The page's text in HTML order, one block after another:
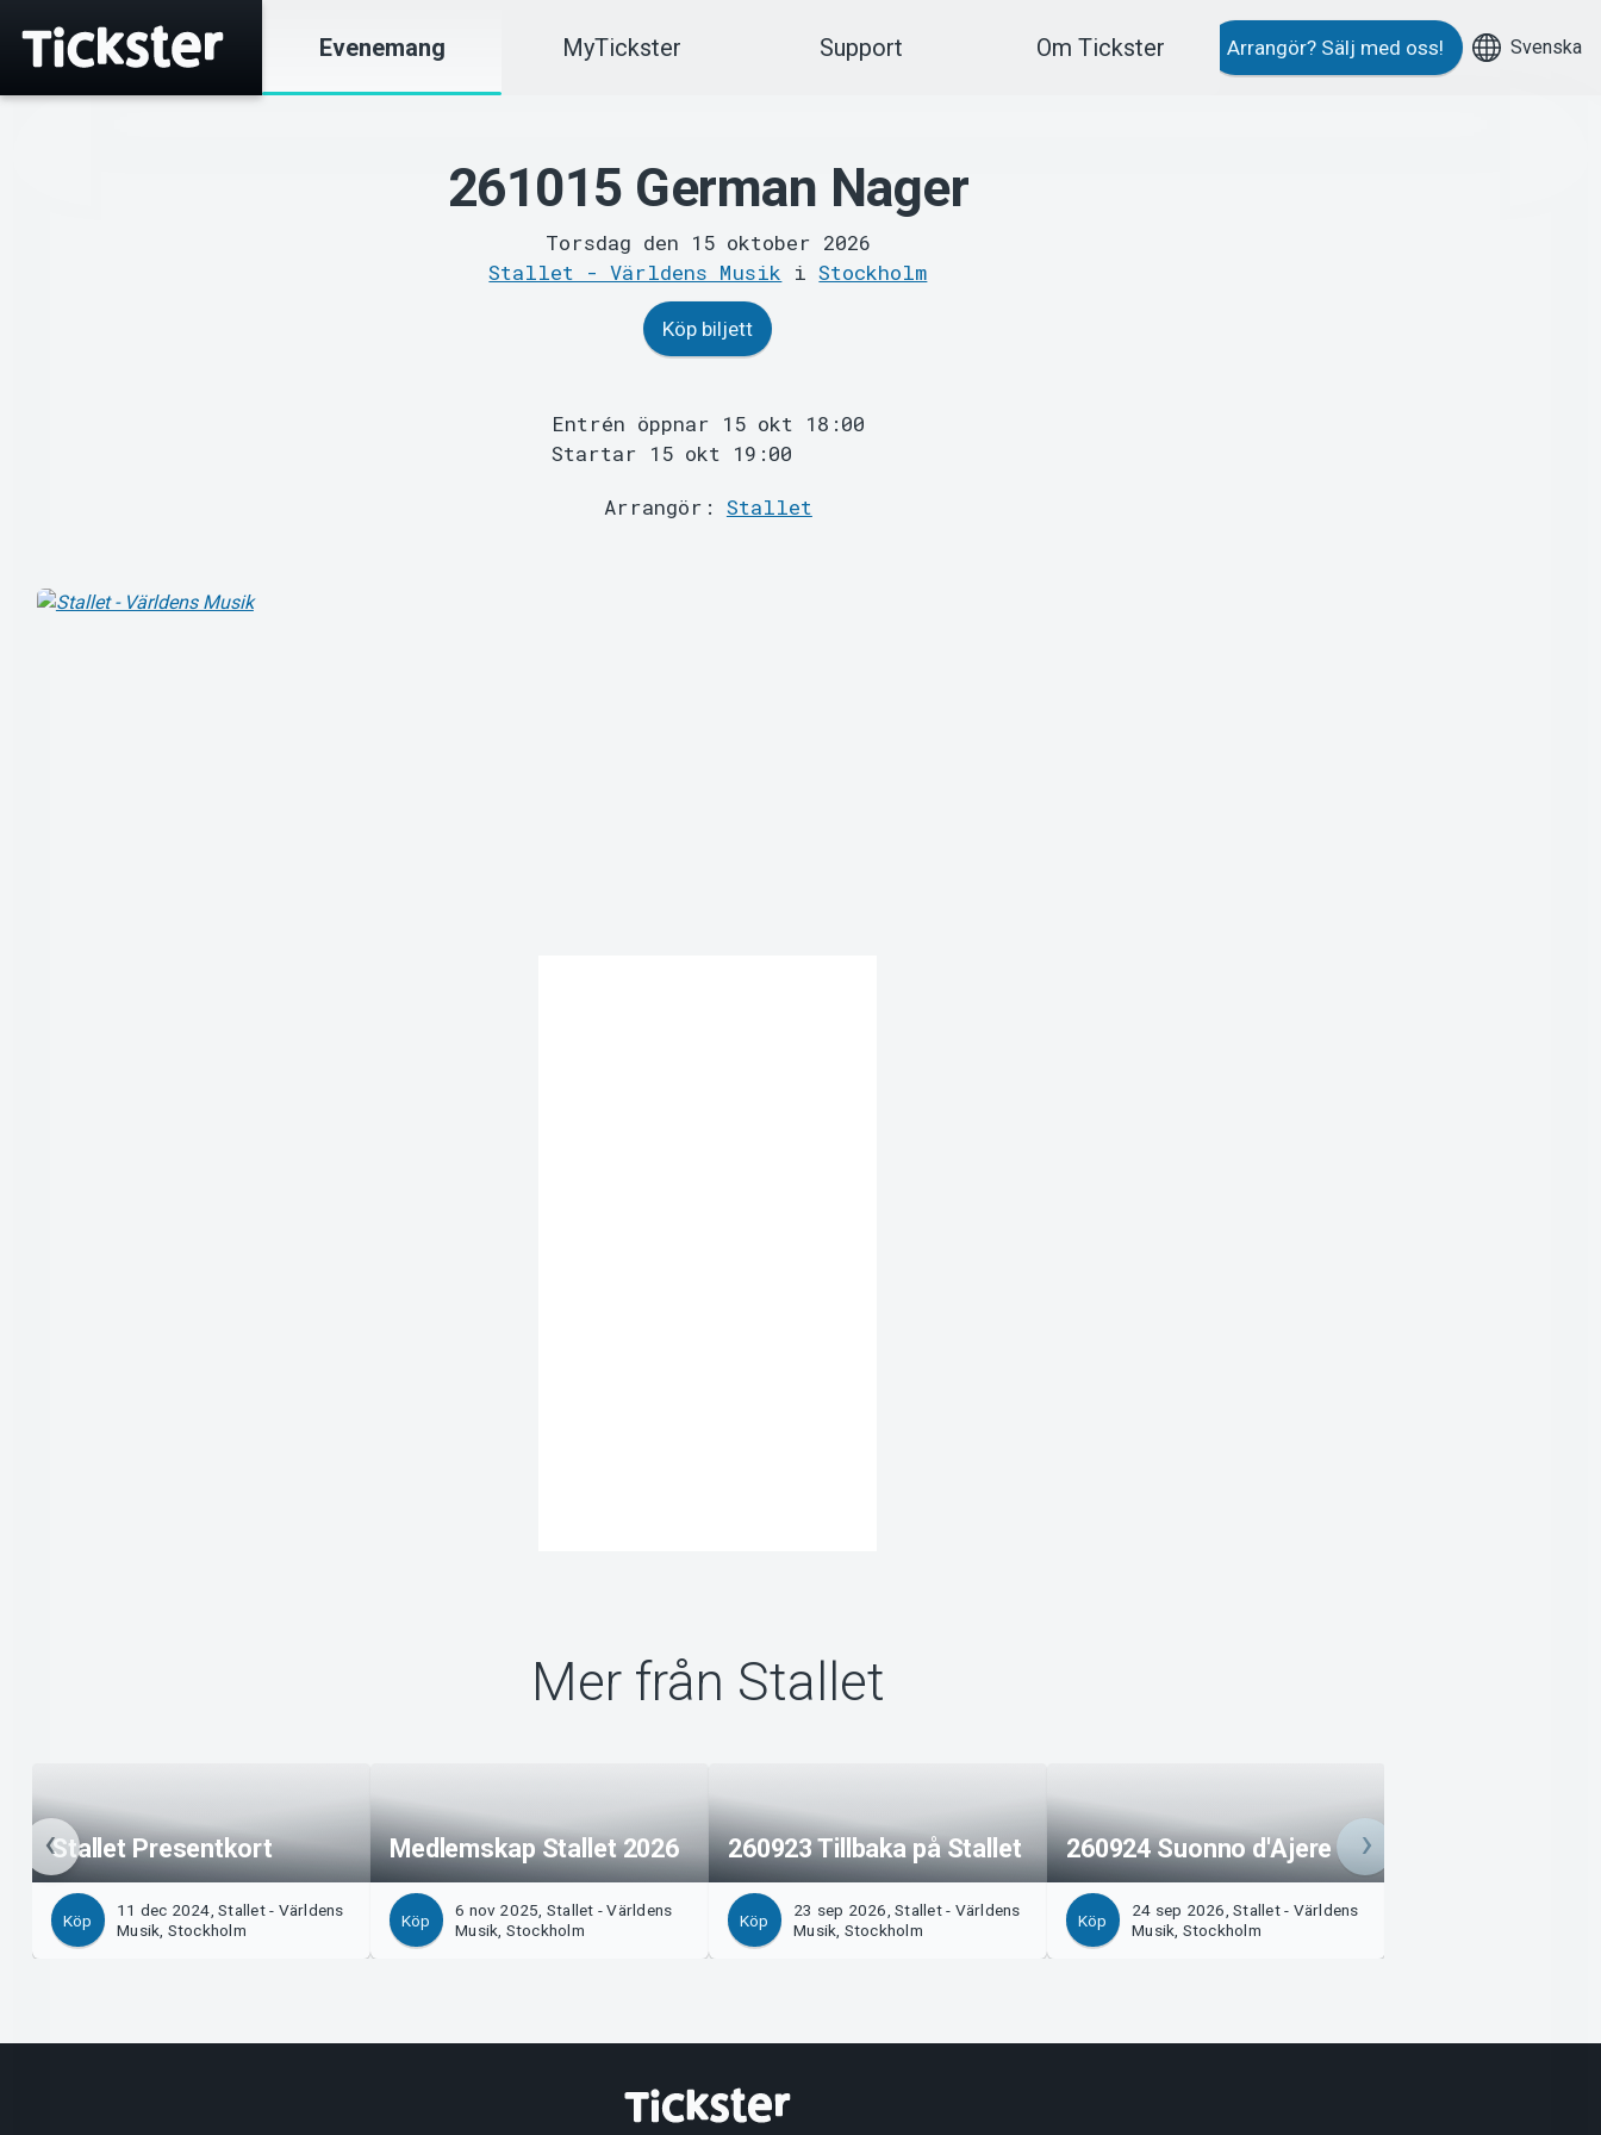
Evenemang MyTickster Support Om Tickster Arrangör? Sälj med oss! Svenska
261015 German Nager
Torsdag den 15 oktober 2026
Stallet - Världens Musik iStockholm
Köp biljett
Entrén öppnar 15 okt 18:00
Startar 15 okt 19:00
Arrangör: Stallet
Mer från Stallet
Stallet Presentkort
Köp
11 dec 2024, Stallet - Världens
Musik, Stockholm
Medlemskap Stallet 2026
Köp
6 nov 2025, Stallet - Världens
Musik, Stockholm
260923 Tillbaka på Stallet
Köp
23 sep 2026, Stallet - Världens
Musik, Stockholm
260924 Suonno d'Ajere
Köp
24 sep 2026, Stallet - Världens
Musik, Stockholm